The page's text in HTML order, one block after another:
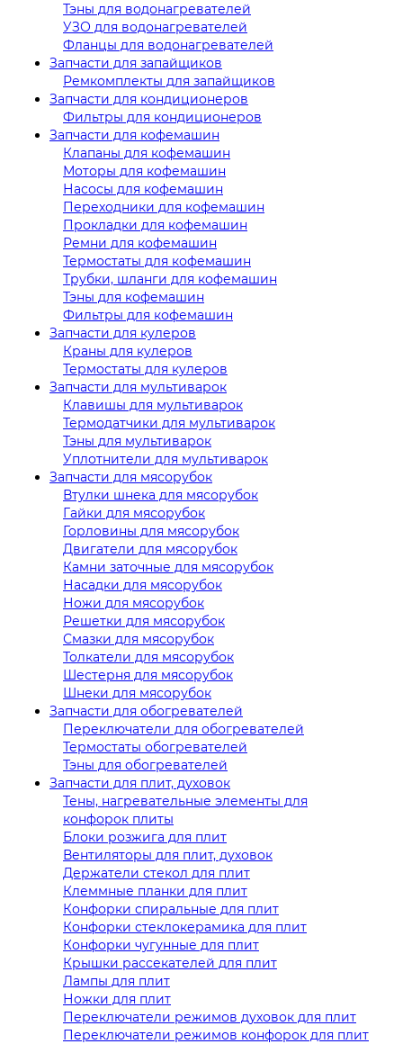
Тэны для водонагревателей
УЗО для водонагревателей
Фланцы для водонагревателей
Запчасти для запайщиков
Ремкомплекты для запайщиков
Запчасти для кондиционеров
Фильтры для кондиционеров
Запчасти для кофемашин
Клапаны для кофемашин
Моторы для кофемашин
Насосы для кофемашин
Переходники для кофемашин
Прокладки для кофемашин
Ремни для кофемашин
Термостаты для кофемашин
Трубки, шланги для кофемашин
Тэны для кофемашин
Фильтры для кофемашин
Запчасти для кулеров
Краны для кулеров
Термостаты для кулеров
Запчасти для мультиварок
Клавишы для мультиварок
Термодатчики для мультиварок
Тэны для мультиварок
Уплотнители для мультиварок
Запчасти для мясорубок
Втулки шнека для мясорубок
Гайки для мясорубок
Горловины для мясорубок
Двигатели для мясорубок
Камни заточные для мясорубок
Насадки для мясорубок
Ножи для мясорубок
Решетки для мясорубок
Смазки для мясорубок
Толкатели для мясорубок
Шестерня для мясорубок
Шнеки для мясорубок
Запчасти для обогревателей
Переключатели для обогревателей
Термостаты обогревателей
Тэны для обогревателей
Запчасти для плит, духовок
Тены, нагревательные элементы для
конфорок плиты
Блоки розжига для плит
Вентиляторы для плит, духовок
Держатели стекол для плит
Клеммные планки для плит
Конфорки спиральные для плит
Конфорки стеклокерамика для плит
Конфорки чугунные для плит
Крышки рассекателей для плит
Лампы для плит
Ножки для плит
Переключатели режимов духовок для плит
Переключатели режимов конфорок для плит